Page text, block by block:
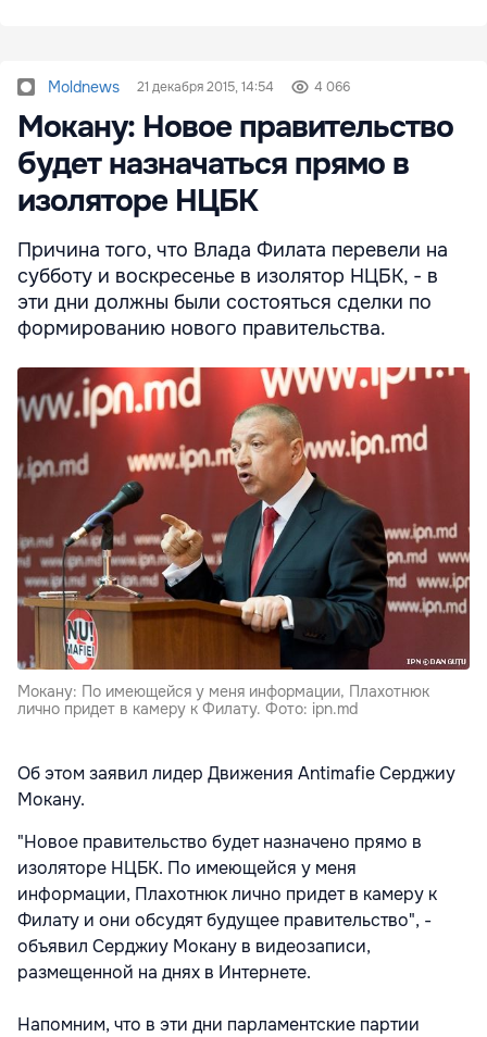
Moldnews 21 декабря 2015, 14:54 4 066
Мокану: Новое правительство
будет назначаться прямо в
изоляторе НЦБК
Причина того, что Влада Филата перевели на
субботу и воскресенье в изолятор НЦБК, - в
эти дни должны были состояться сделки по
формированию нового правительства.
Мокану: По имеющейся у меня информации, Плахотнюк
лично придет в камеру к Филату. Фото: ipn.md
Об этом заявил лидер Движения Antimafie Серджиу
Мокану.
"Новое правительство будет назначено прямо в
изоляторе НЦБК. По имеющейся у меня
информации, Плахотнюк лично придет в камеру к
Филату и они обсудят будущее правительство", -
объявил Серджиу Мокану в видеозаписи,
размещенной на днях в Интернете.
Напомним, что в эти дни парламентские партии